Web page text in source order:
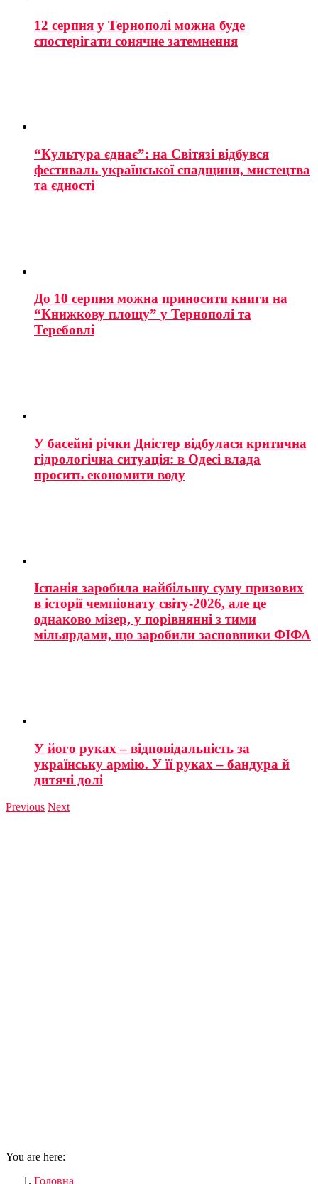
12 серпня у Тернополі можна буде
спостерігати сонячне затемнення
“Культура єднає”: на Світязі відбувся
фестиваль української спадщини, мистецтва
та єдності
До 10 серпня можна приносити книги на
“Книжкову площу” у Тернополі та
Теребовлі
У басейні річки Дністер відбулася критична
гідрологічна ситуація: в Одесі влада
просить економити воду
Іспанія заробила найбільшу суму призових
в історії чемпіонату світу-2026, але це
однаково мізер, у порівнянні з тими
мільярдами, що заробили засновники ФІФА
У його руках – відповідальність за
українську армію. У її руках – бандура й
дитячі долі
Previous Next
You are here:
Головна